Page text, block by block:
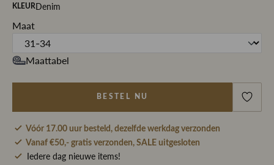
KLEURDenim
Maat
Maattabel
BESTEL NU
Vóór 17.00 uur besteld, dezelfde werkdag verzonden
Vanaf €50,- gratis verzonden, SALE uitgesloten
Iedere dag nieuwe items!